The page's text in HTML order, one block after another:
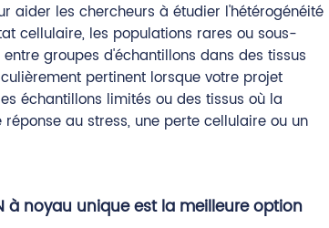
aider les chercheurs à étudier l'hétérogénéité
cellulaire, les populations rares ou sous-
groupes d'échantillons dans des tissus
pertinent lorsque votre projet
échantillons limités ou des tissus où la
au stress, une perte cellulaire ou un
à noyau unique est la meilleure option